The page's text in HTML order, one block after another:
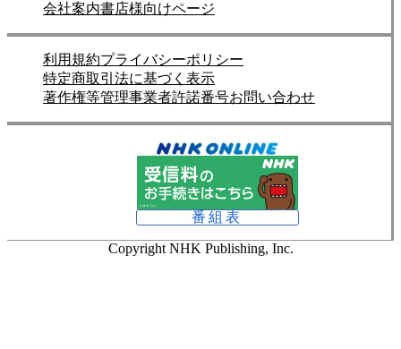
会社案内書店様向けページ
利用規約プライバシーポリシー
特定商取引法に基づく表示
著作権等管理事業者許諾番号お問い合わせ
番組表
Copyright NHK Publishing, Inc.